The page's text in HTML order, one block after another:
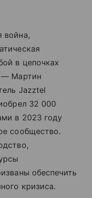
война,
в цепочках
— Мартин
Jazztel
32 000
в 2023 году
сообщество.
обеспечить
кризиса.